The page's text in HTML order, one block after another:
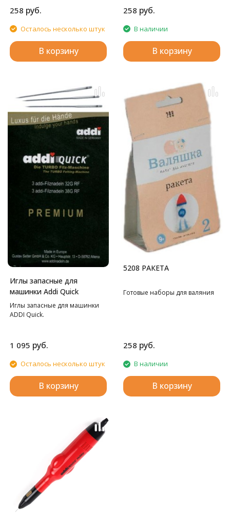
258 руб.
Осталось несколько штук
В корзину
258 руб.
В наличии
В корзину
Иглы запасные для
машинки Addi Quick
Иглы запасные для машинки
ADDI Quick.
1 095 руб.
Осталось несколько штук
В корзину
5208 РАКЕТА
Готовые наборы для валяния
258 руб.
В наличии
В корзину